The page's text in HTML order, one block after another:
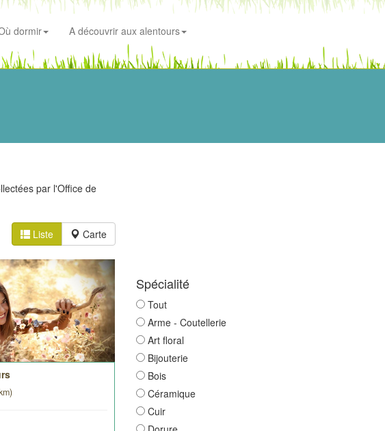
dormir A découvrir aux alentours
par l'Office de
Liste Carte
Spécialité
Tout
Arme - Coutellerie
Art floral
Bijouterie
Bois
Céramique
Cuir